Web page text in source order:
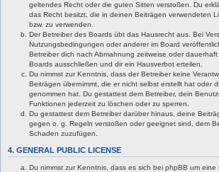
geltendes Recht oder die guten Sitten verstoßen. Du
das Recht besitzt, die in deinen Beiträgen verwendeten
bzw. zu verwenden.
Der Betreiber des Boards übt das Hausrecht aus. Bei
Nutzungsbedingungen oder anderer im Board
Betreiber dich nach Abmahnung zeitweise oder
Boards ausschließen und dir ein Hausverbot erteilen.
Du nimmst zur Kenntnis, dass der Betreiber keine
Beiträgen übernimmt, die er nicht selbst erstellt hat oder
genommen hat. Du gestattest dem Betreiber, dein
Funktionen jederzeit zu löschen oder zu sperren.
Du gestattest dem Betreiber darüber hinaus, deine
gegen o. g. Regeln verstoßen oder geeignet sind, dem
Schaden zuzufügen.
4. GENERAL PUBLIC LICENSE
Du nimmst zur Kenntnis, dass es sich bei phpBB um eine